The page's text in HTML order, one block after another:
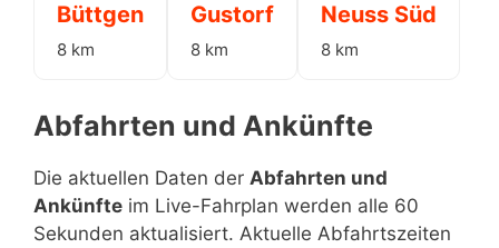
Büttgen
8 km
Gustorf
8 km
Neuss Süd
8 km
Abfahrten und Ankünfte
Die aktuellen Daten der Abfahrten und
Ankünfte im Live-Fahrplan werden alle 60
Sekunden aktualisiert. Aktuelle Abfahrtszeiten